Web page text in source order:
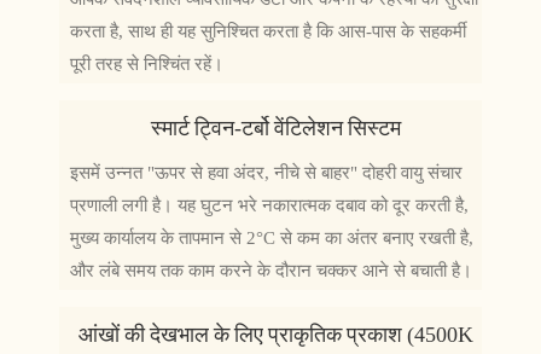
करता है, साथ ही यह सुनिश्चित करता है कि आस-पास के सहकर्मी
पूरी तरह से निश्चिंत रहें।
स्मार्ट ट्विन-टर्बो वेंटिलेशन सिस्टम
इसमें उन्नत "ऊपर से हवा अंदर, नीचे से बाहर" दोहरी वायु संचार
प्रणाली लगी है। यह घुटन भरे नकारात्मक दबाव को दूर करती है,
मुख्य कार्यालय के तापमान से 2°C से कम का अंतर बनाए रखती है,
और लंबे समय तक काम करने के दौरान चक्कर आने से बचाती है।
आंखों की देखभाल के लिए प्राकृतिक प्रकाश (4500K